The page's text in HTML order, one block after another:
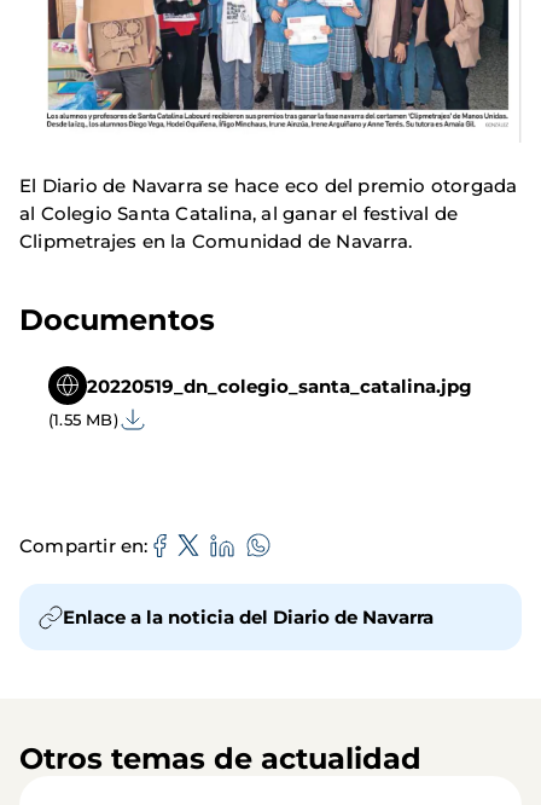
El Diario de Navarra se hace eco del premio otorgada
al Colegio Santa Catalina, al ganar el festival de
Clipmetrajes en la Comunidad de Navarra.
Documentos
20220519_dn_colegio_santa_catalina.jpg
(1.55 MB)
Compartir en
Enlace a la noticia del Diario de Navarra
Otros temas de actualidad